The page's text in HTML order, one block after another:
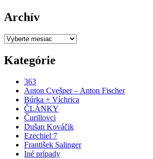
Archív
Archív
Kategórie
363
Anton Cvešper – Anton Fischer
Búrka + Víchrica
ČLÁNKY
Čurillovci
Dušan Kováčik
Ezechiel 7
František Salinger
Iné prípady